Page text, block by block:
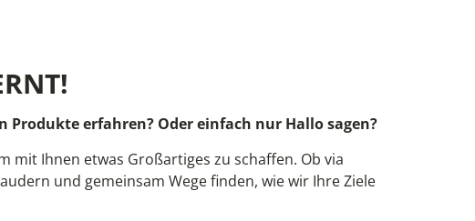
erfahren? Oder einfach nur Hallo sagen?
Ihnen etwas Großartiges zu schaffen. Ob via
und gemeinsam Wege finden, wie wir Ihre Ziele